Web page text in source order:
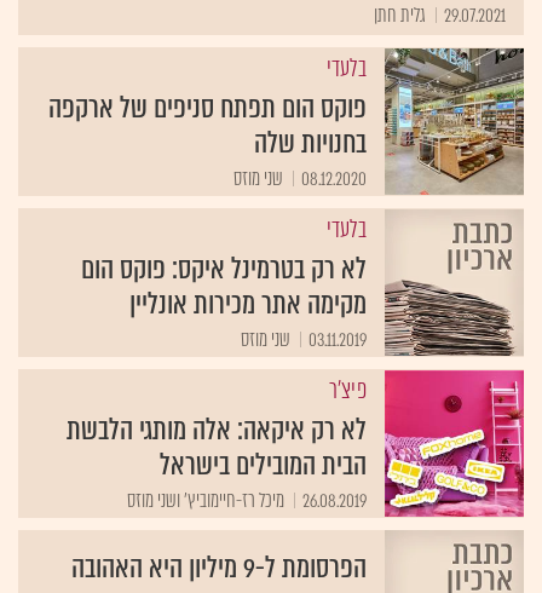
29.07.2021 גלית חתן
בלעדי
פוקס הום תפתח סניפים של ארקפה
בחנויות שלה
08.12.2020 שני מוזס
בלעדי
לא רק בטרמינל איקס: פוקס הום
מקימה אתר מכירות אונליין
03.11.2019 שני מוזס
פיצ'ר
לא רק איקאה: אלה מותגי הלבשת
הבית המובילים בישראל
26.08.2019 מיכל רז-חיימוביץ' ושני מוזס
הפרסומת ל-9 מיליון היא האהובה